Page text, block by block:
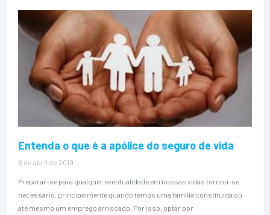
Entenda o que é a apólice do seguro de vida
6 de abril de 2019
Preparar-se para qualquer eventualidade em nossas vidas tornou-se
necessário, principalmente quando temos uma família constituída ou
até mesmo um emprego arriscado. Por isso, optar por